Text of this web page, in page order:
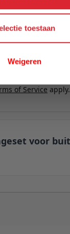
toestaan
Weigeren
of Service apply.